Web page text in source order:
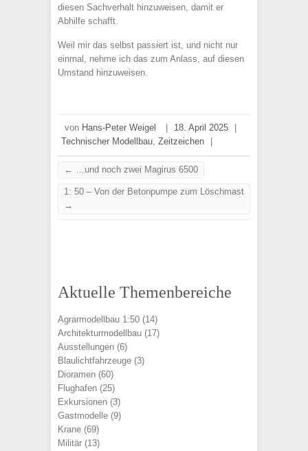
diesen Sachverhalt hinzuweisen, damit er
Abhilfe schafft.
Weil mir das selbst passiert ist, und nicht nur
einmal, nehme ich das zum Anlass, auf diesen
Umstand hinzuweisen.
von Hans-Peter Weigel 18. April 2025
Technischer Modellbau, Zeitzeichen
← …und noch zwei Magirus 6500
1: 50 – Von der Betonpumpe zum Löschmast
→
Aktuelle Themenbereiche
Agrarmodellbau 1:50 (14)
Architekturmodellbau (17)
Ausstellungen (6)
Blaulichtfahrzeuge (3)
Dioramen (60)
Flughafen (25)
Exkursionen (3)
Gastmodelle (9)
Krane (69)
Militär (13)